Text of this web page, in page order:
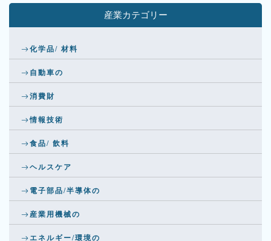
産業カテゴリー
化学品/ 材料
自動車の
消費財
情報技術
食品/ 飲料
ヘルスケア
電子部品/半導体の
産業用機械の
エネルギー/環境の